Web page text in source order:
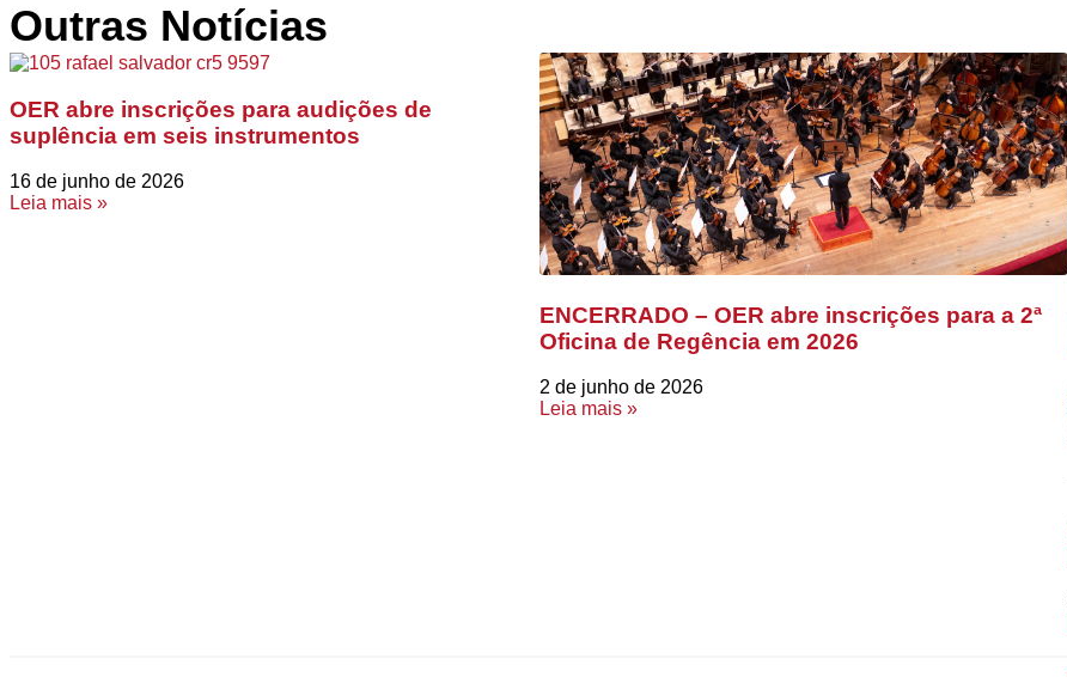
Outras Notícias
OER abre inscrições para audições de
suplência em seis instrumentos
16 de junho de 2026
Leia mais »
ENCERRADO – OER abre inscrições para a 2ª
Oficina de Regência em 2026
2 de junho de 2026
Leia mais »